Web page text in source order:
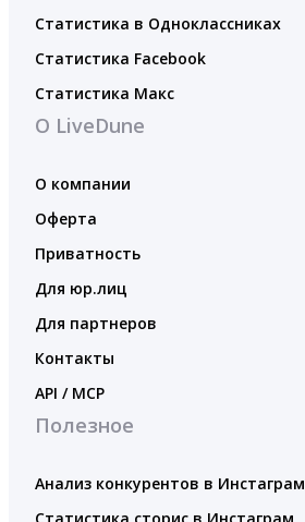
Статистика в Одноклассниках
Статистика Facebook
Статистика Макс
О LiveDune
О компании
Оферта
Приватность
Для юр.лиц
Для партнеров
Контакты
API / MCP
Полезное
Анализ конкурентов в Инстаграм